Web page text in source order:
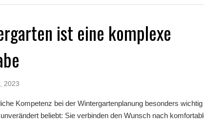
ist eine komplexe
2023
Kompetenz bei der Wintergartenplanung besonders
beliebt: Sie verbinden den Wunsch nach